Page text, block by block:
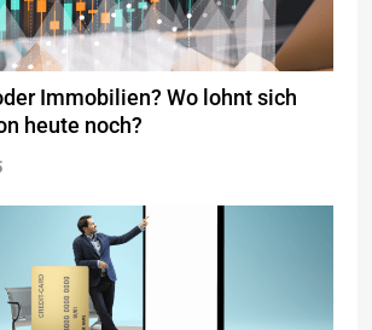
Immobilien? Wo lohnt sich
heute noch?